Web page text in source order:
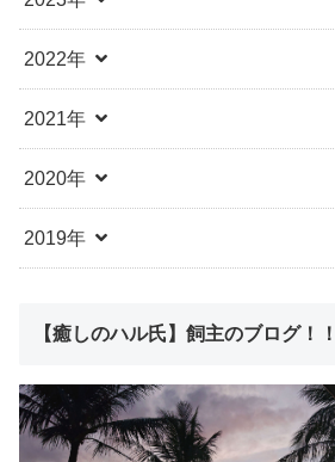
2022年
2021年
2020年
2019年
【癒しのハル氏】飼主のブログ！！